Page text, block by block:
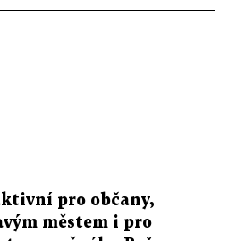
pro občany,
městem i pro